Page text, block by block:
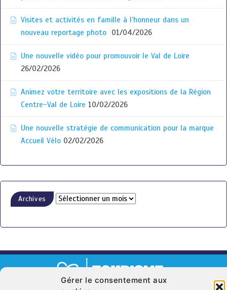
Gérer le consentement aux
Visites et activités en famille à l’honneur dans un
nouveau reportage photo
01/04/2026
Une nouvelle vidéo pour promouvoir le Val de Loire
26/02/2026
Animez votre territoire avec les expositions de la Région
Centre-Val de Loire 10/02/2026
Une nouvelle stratégie de communication pour la marque
Accueil Vélo 02/02/2026
Archives